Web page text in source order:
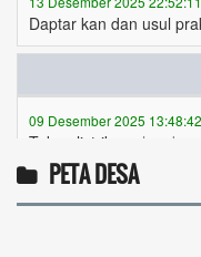
Token listrik...
PETA DESA